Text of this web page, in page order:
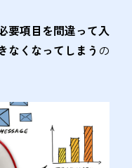
要項目を間違って入
なくなってしまう の